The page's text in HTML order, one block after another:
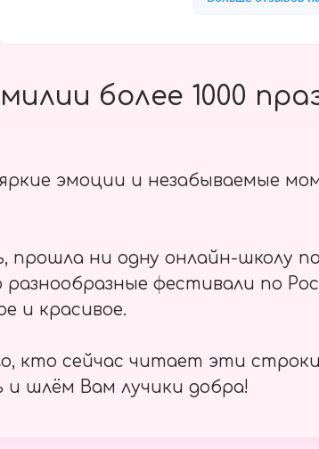
более 1000
эмоции и незабываемые
прошла ни одну онлайн-школу по
фестивали по
и красивое.
кто сейчас читает эти
и шлём Вам лучики добра!